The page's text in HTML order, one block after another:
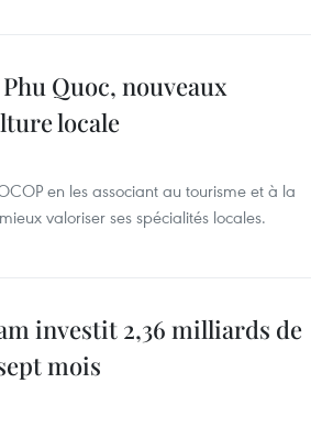
Quoc, nouveaux
locale
en les associant au tourisme et à la
valoriser ses spécialités locales.
investit 2,36 milliards de
mois